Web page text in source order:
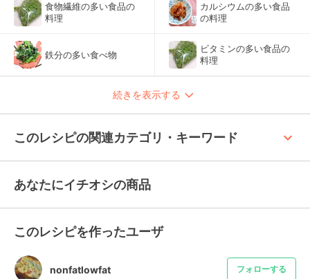
食物繊維の多い食品の
料理
カルシウムの多い食品
の料理
鉄分の多い食べ物
ビタミンの多い食品の
料理
続きを表示する
このレシピの関連カテゴリ・キーワード keyboard_arrow_up
あなたにイチオシの商品
このレシピを作ったユーザ
nonfatlowfat フォローする